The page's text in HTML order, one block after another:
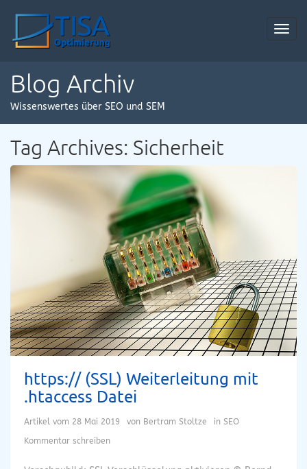
Blog Archiv
Wissenswertes über SEO und SEM
Tag Archives: Sicherheit
https:// (SSL) Weiterleitung mit
.htaccess Datei
Artikel vom 28 Mai 2019 von Bertram Stoltze in SEO
Kommentar schreiben